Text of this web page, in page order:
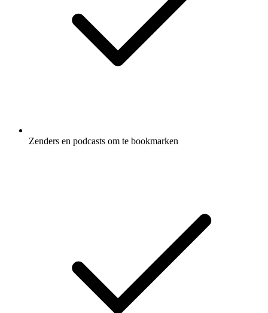
Zenders en podcasts om te bookmarken